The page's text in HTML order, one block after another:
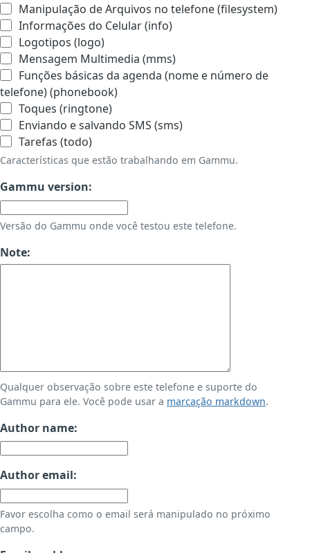
Manipulação de Arquivos no telefone (filesystem)
Informações do Celular (info)
Logotipos (logo)
Mensagem Multimedia (mms)
Funções básicas da agenda (nome e número de
telefone) (phonebook)
Toques (ringtone)
Enviando e salvando SMS (sms)
Tarefas (todo)
Características que estão trabalhando em Gammu.
Gammu version:
Versão do Gammu onde você testou este telefone.
Note:
Qualquer observação sobre este telefone e suporte do
Gammu para ele. Você pode usar a marcação markdown.
Author name:
Author email:
Favor escolha como o email será manipulado no próximo
campo.